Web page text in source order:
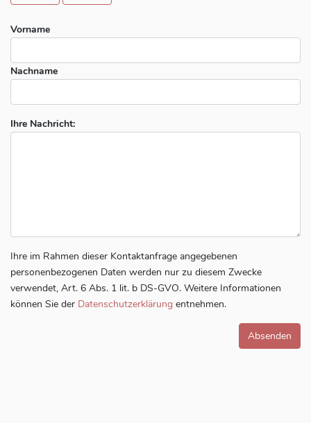
Vorname
Nachname
Ihre Nachricht:
Ihre im Rahmen dieser Kontaktanfrage angegebenen
personenbezogenen Daten werden nur zu diesem Zwecke
verwendet, Art. 6 Abs. 1 lit. b DS-GVO. Weitere Informationen
können Sie der Datenschutzerklärung entnehmen.
Absenden